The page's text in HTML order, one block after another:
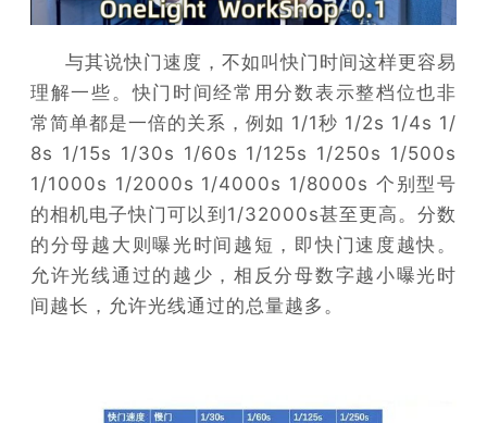
与其说快门速度，不如叫快门时间这样更容易
理解一些。快门时间经常用分数表示整档位也非
常简单都是一倍的关系，例如 1/1秒 1/2s 1/4s 1/
8s 1/15s 1/30s 1/60s 1/125s 1/250s 1/500s
1/1000s 1/2000s 1/4000s 1/8000s 个别型号
的相机电子快门可以到1/32000s甚至更高。分数
的分母越大则曝光时间越短，即快门速度越快。
允许光线通过的越少，相反分母数字越小曝光时
间越长，允许光线通过的总量越多。